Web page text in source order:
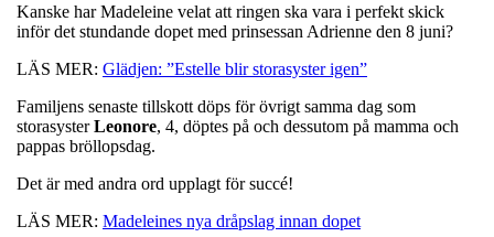
Kanske har Madeleine velat att ringen ska vara i perfekt skick
inför det stundande dopet med prinsessan Adrienne den 8 juni?
LÄS MER: Glädjen: ”Estelle blir storasyster igen”
Familjens senaste tillskott döps för övrigt samma dag som
storasysterLeonore, 4, döptes på och dessutom på mamma och
pappas bröllopsdag.
Det är med andra ord upplagt för succé!
LÄS MER: Madeleines nya dråpslag innan dopet